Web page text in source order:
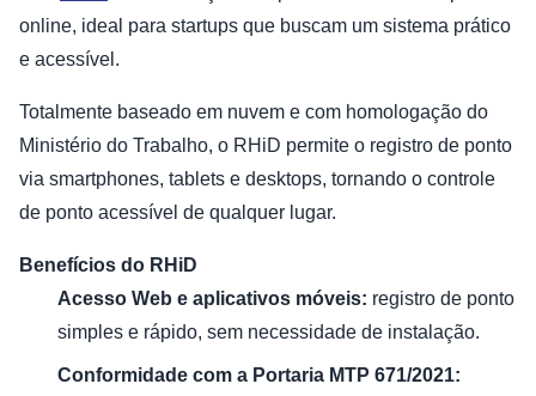
online, ideal para startups que buscam um sistema prático
e acessível.
Totalmente baseado em nuvem e com homologação do
Ministério do Trabalho, o RHiD permite o registro de ponto
via smartphones, tablets e desktops, tornando o controle
de ponto acessível de qualquer lugar.
Benefícios do RHiD
Acesso Web e aplicativos móveis: registro de ponto
simples e rápido, sem necessidade de instalação.
Conformidade com a Portaria MTP 671/2021: